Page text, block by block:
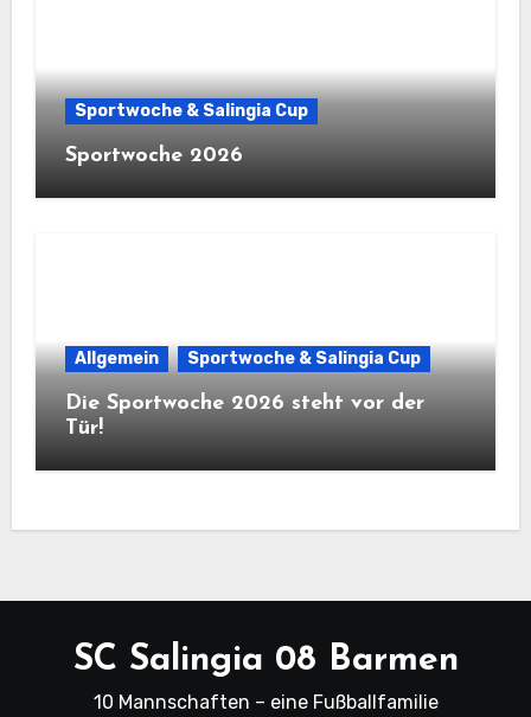
Sportwoche & Salingia Cup
Sportwoche 2026
Allgemein Sportwoche & Salingia Cup
Die Sportwoche 2026 steht vor der
Tür!
SC Salingia 08 Barmen
10 Mannschaften – eine Fußballfamilie